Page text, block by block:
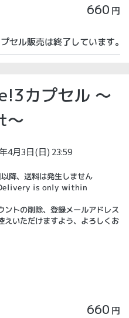
660 円
セル販売は終了しています。
カプセル ～
～
4月3日(日) 23:59
降、送料は発生しません
Delivery is only within
トの削除、登録メールアドレス
えいただけますよう、よろしくお
660 円